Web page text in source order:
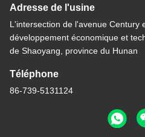
Adresse de l'usine
L'intersection de l'avenue Century
développement économique et
de Shaoyang, province du Hunan
Téléphone
86-739-5131124